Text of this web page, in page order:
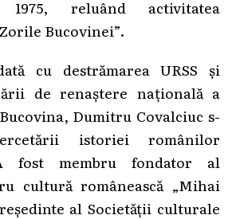
reluând activitatea
Bucovinei”.
cu destrămarea URSS și
de renaștere națională a
Dumitru Covalciuc s-
istoriei românilor
fost membru fondator al
cultură românească „Mihai
al Societății culturale